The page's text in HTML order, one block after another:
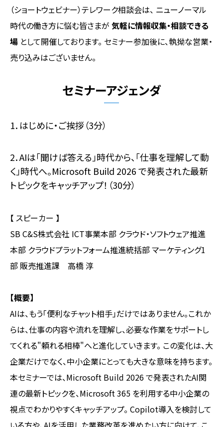
（ショートウェビナー）テレワーク相談会は、 ニューノーマル
時代の働き方に悩む皆さまが 気軽に情報収集・相談できる
場 として開催しております。 セミナー参加後に、執拗な営業・
売り込みはございません。
セミナーアジェンダ
1．はじめに・ご挨拶（3分）
2．AIは「聞けば答える」時代から、「仕事を理解して動
く」時代へ。Microsoft Build 2026 で発表された最新
トピックをキャッチアップ！ （30分）
【 スピーカー 】
SB C&S株式会社 ICT事業本部 クラウド・ソフトウェア推進
本部 クラウドプラットフォーム推進統括部 マーケティング1
部 販売推進課 高橋 淳
【概要】
AIは、もう「便利なチャット相手」だけではありません。これか
らは、仕事の内容や流れを理解し、必要な作業をサポートし
てくれる"頼れる相棒"へと進化していきます。 この変化は、大
企業だけでなく、中小企業にとっても大きな意味を持ちます。
本セミナーでは、Microsoft Build 2026 で発表されたAI関
連の最新トピックを、Microsoft 365 を利用する中小企業の
視点でわかりやすくキャッチアップ。 Copilot導入を検討して